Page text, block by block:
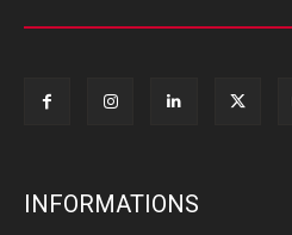
INFORMATIONS